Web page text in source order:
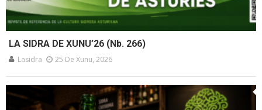
LA SIDRA DE XUNU’26 (Nb. 266)
Lasidra 25 De Xunu, 2026